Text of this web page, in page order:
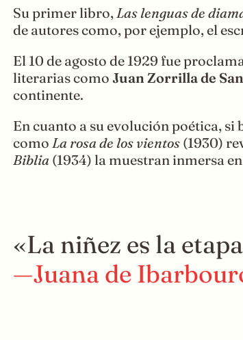
Su primer libro, Las lenguas de
de autores como, por ejemplo, el
El 10 de agosto de 1929 fue
literarias como Juan Zorrilla de
continente.
En cuanto a su evolución poética,
como La rosa de los vientos(1930)
Biblia(1934) la muestran inmersa
«La niñez es la
—Juana de